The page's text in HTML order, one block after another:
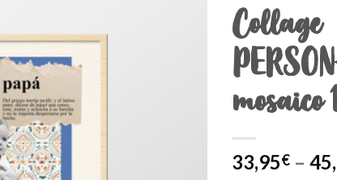
Collage
mosaico
33,95€ –